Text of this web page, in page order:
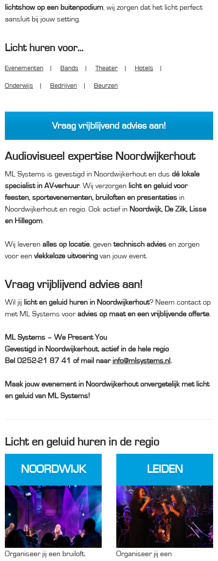
lichtshow op een buitenpodium , wij zorgen dat het licht perfect
aansluit bij jouw setting.
Licht huren voor...
Evenementen Bands Theater Hotels
Onderwijs Bedrijven Beurzen
Vraag vrijblijvend advies aan!
Audiovisueel expertise Noordwijkerhout
ML Systems is gevestigd in Noordwijkerhout en dus dé lokale
specialist in AV-verhuur. Wij verzorgen licht en geluid voor
feesten, sportevenementen, bruiloften en presentaties in
Noordwijkerhout en regio. Ook actief in Noordwijk, De Zilk, Lisse
en Hillegom
Wij leveren alles op locatie , geven technisch advies en zorgen
voor een vlekkeloze uitvoering van jouw event.
Vraag vrijblijvend advies aan!
Wil jij licht en geluid huren in Noordwijkerhout? Neem contact op
met ML Systems vooradvies op maat en een vrijblijvende offerte
ML Systems – We Present You
Gevestigd in Noordwijkerhout, actief in de hele regio
Bel 0252-21 87 41 of mail naar info@mlsystems.nl .
Maak jouw evenement in Noordwijkerhout onvergetelijk met licht
en geluid van ML Systems!
Licht en geluid huren in de regio
NOORDWIJK
Organiseer jij een bruiloft,
LEIDEN
Organiseer jij een